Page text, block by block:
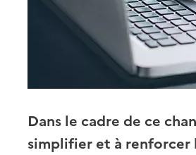
Dans le cadre de ce
simplifier et à renforcer